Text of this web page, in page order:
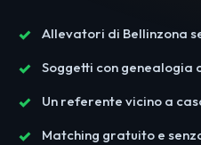
Allevatori di Bellinzona
Soggetti con
Un referente vicino a
Matching gratuito e